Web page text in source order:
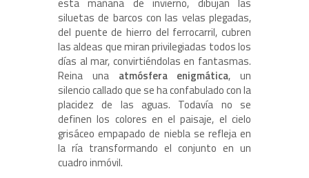
siluetas de barcos con las velas plegadas,
del puente de hierro del ferrocarril, cubren
las aldeas que miran privilegiadas todos los
días al mar, convirtiéndolas en fantasmas.
Reina una atmósfera enigmática, un
silencio callado que se ha confabulado con la
placidez de las aguas. Todavía no se
definen los colores en el paisaje, el cielo
grisáceo empapado de niebla se refleja en
la ría transformando el conjunto en un
cuadro inmóvil.